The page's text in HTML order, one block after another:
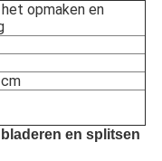
opmaken en
en splitsen